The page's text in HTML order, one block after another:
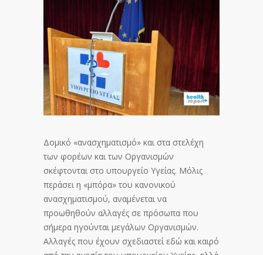
Δομικό «ανασχηματισμό» και στα στελέχη
των φορέων και των Οργανισμών
σκέφτονται στο υπουργείο Υγείας. Μόλις
περάσει η «μπόρα» του κανονικού
ανασχηματισμού, αναμένεται να
προωθηθούν αλλαγές σε πρόσωπα που
σήμερα ηγούνται μεγάλων Οργανισμών.
Αλλαγές που έχουν σχεδιαστεί εδώ και καιρό